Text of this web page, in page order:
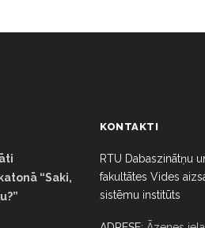
“Saki,
KONTAKTI
RTU Dabaszinātņu
fakultātes Vides
sistēmu institūts